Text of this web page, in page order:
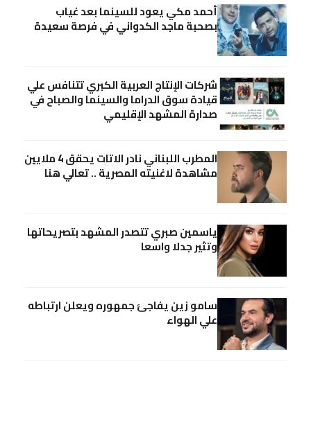
أحمد مكي يعود للسينما بعد غياب
بصحبة ماجد الكدواني في فرصة سعيدة
شركات الإنتاج العربية الكبري تتنافس علي
قيادة سوق الدراما والسينما والصباح في
صدارة المشهد الإقليمي
المطرب اللبناني نادر الاتات يحقق 4 ملايين
مشاهدة لاغنيته المصرية .. تعالي هنا
ياسمين صبري تتصدر المشهد بتصريحاتها
وتثير جدلا واسعا
سامو زين يفاجئ جمهوره ويعلن ارتباطه
علي الهواء